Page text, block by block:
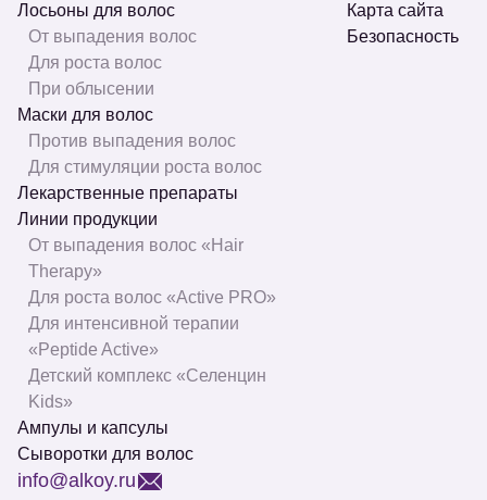
Лосьоны для волос
От выпадения волос
Для роста волос
При облысении
Маски для волос
Против выпадения волос
Для стимуляции роста волос
Лекарственные препараты
Линии продукции
От выпадения волос «Hair
Therapy»
Для роста волос «Active PRO»
Для интенсивной терапии
«Peptide Active»
Детский комплекс «Селенцин
Kids»
Ампулы и капсулы
Сыворотки для волос
Карта сайта
Безопасность
info@alkoy.ru